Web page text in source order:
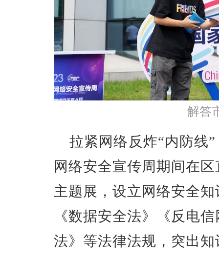
解答
拉紧网络反炸“内防线
网络安全宣传周期间在
主题展，设立网络安全
《数据安全法》《反电
法》等法律法规，突出